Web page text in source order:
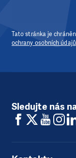
Tato stránka je
ochrany osobních údajů
Sledujte nás